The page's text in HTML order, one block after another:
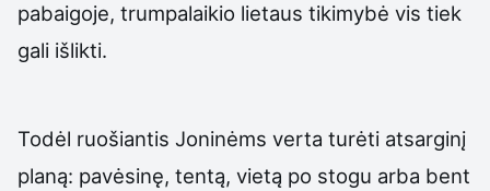
pabaigoje, trumpalaikio lietaus tikimybė vis tiek
gali išlikti.
Todėl ruošiantis Joninėms verta turėti atsarginį
planą: pavėsinę, tentą, vietą po stogu arba bent